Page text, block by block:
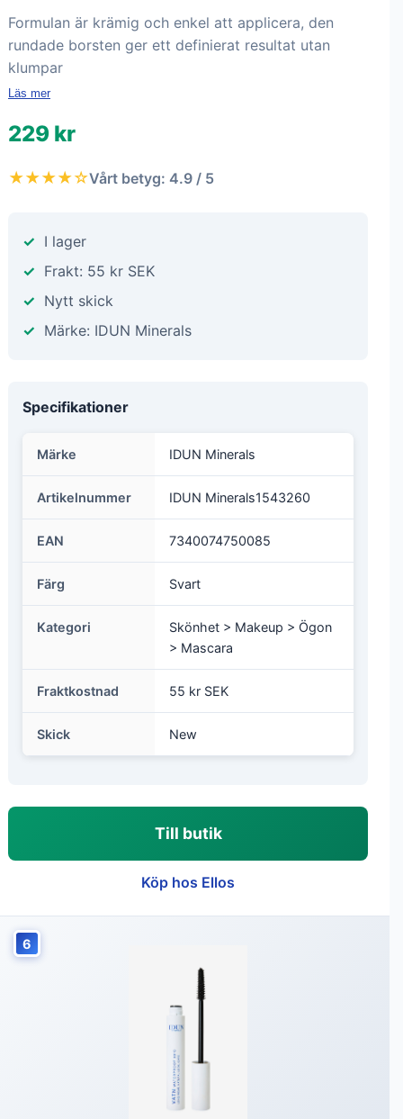
Formulan är krämig och enkel att applicera, den
rundade borsten ger ett definierat resultat utan
klumpar
Läs mer
229 kr
★★★★☆Vårt betyg: 4.9 / 5
I lager
Frakt: 55 kr SEK
Nytt skick
Märke: IDUN Minerals
Specifikationer
Märke IDUN Minerals
Artikelnummer IDUN Minerals1543260
EAN 7340074750085
Färg Svart
Kategori
Skönhet > Makeup > Ögon
> Mascara
Fraktkostnad 55 kr SEK
Skick New
Till butik
Köp hos Ellos
6